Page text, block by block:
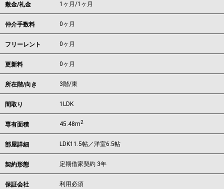
敷金/礼金 1ヶ月/1ヶ月
仲介手数料 0ヶ月
フリーレント 0ヶ月
更新料 0ヶ月
所在階/向き 3階/東
間取り 1LDK
専有面積 45.48m2
部屋詳細 LDK11.5帖／洋室6.5帖
契約形態 定期借家契約 3年
保証会社 利用必須